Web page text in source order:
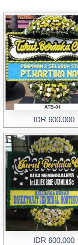
IDR 600.000
IDR 600.000